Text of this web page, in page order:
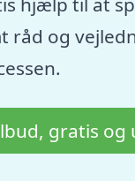
råd og
gratis